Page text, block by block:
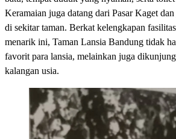
Keramaian juga datang dari Pasar Kaget
di sekitar taman. Berkat kelengkapan
menarik ini, Taman Lansia Bandung tidak
favorit para lansia, melainkan juga
kalangan usia.